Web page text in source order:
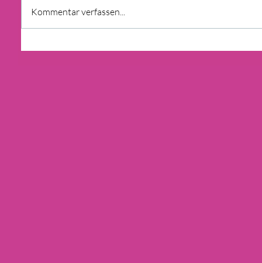
URTEIL: IMMOBILIENMAKLER
Kommentar verfassen...